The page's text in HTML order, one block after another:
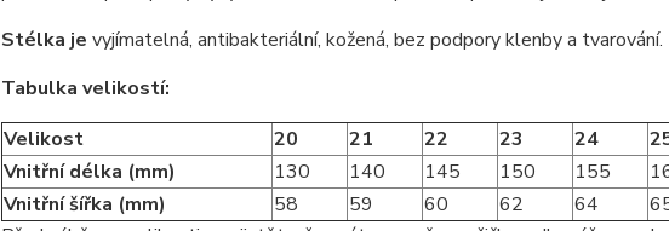
Stélka je vyjímatelná, antibakteriální, kožená, bez podpory klenby a tvarování.
Tabulka velikostí:
Velikost
20 21 22 23 24
Vnitřní délka (mm)
130 140 145 150 155
Vnitřní šířka (mm)
58 59 60 62 64